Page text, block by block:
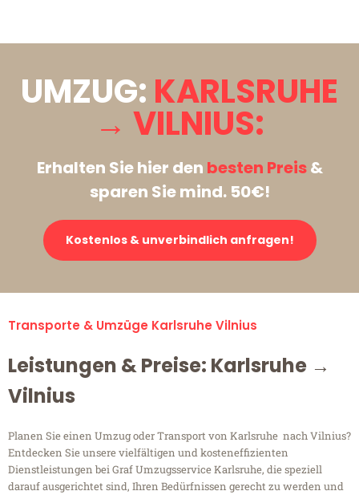
UMZUG: KARLSRUHE
→ VILNIUS:
Erhalten Sie hier den besten Preis&
sparen Sie mind. 50€!
Kostenlos & unverbindlich anfragen!
Transporte & Umzüge Karlsruhe Vilnius
Leistungen & Preise: Karlsruhe →
Vilnius
Planen Sie einen Umzug oder Transport von Karlsruhe nach Vilnius?
Entdecken Sie unsere vielfältigen und kosteneffizienten
Dienstleistungen bei Graf Umzugsservice Karlsruhe, die speziell
darauf ausgerichtet sind, Ihren Bedürfnissen gerecht zu werden und